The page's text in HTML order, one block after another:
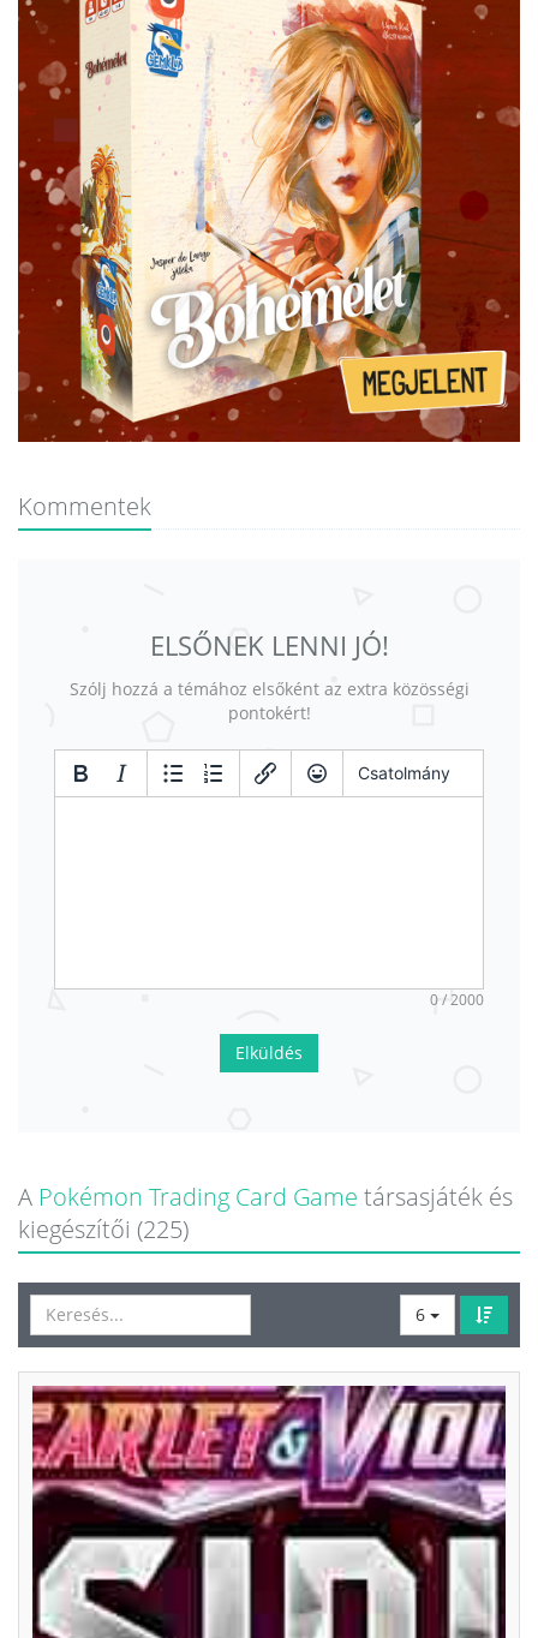
Kommentek
ELSŐNEK LENNI JÓ!
Szólj hozzá a témához elsőként az extra közösségi
pontokért!
Csatolmány
0 / 2000
Elküldés
A Pokémon Trading Card Game társasjáték és
kiegészítői (225)
6